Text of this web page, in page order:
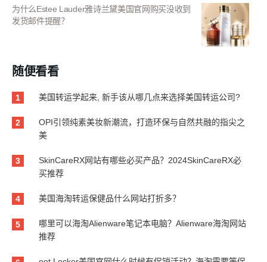
为什么Estee Lauder雅诗兰黛美国官网购买没收到
发货邮件提醒？
随便看看
1 美国转运学起来, 新手该从哪几点来选择美国转运公司?
2
OPI引领纯素美妆新潮流，打造环保与自然共融的指尖之
美
3
SkinCareRX网站有哪些必买产品？2024SkinCareRX必
买推荐
4 美国海淘转运保健品什么网站打折多？
5
哪里可以海淘Alienware笔记本电脑？Alienware海淘网站
推荐